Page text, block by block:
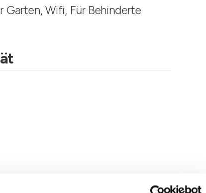
Garten, Wifi, Für Behinderte